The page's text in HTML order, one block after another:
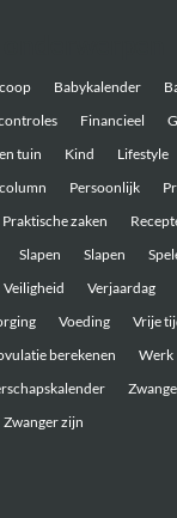
Babykalender
Financieel
tuin Kind Lifestyle
Persoonlijk
Praktische zaken
Slapen Slapen
Veiligheid Verjaardag
Voeding
Vrije
berekenen
Werk
Zwanger zijn